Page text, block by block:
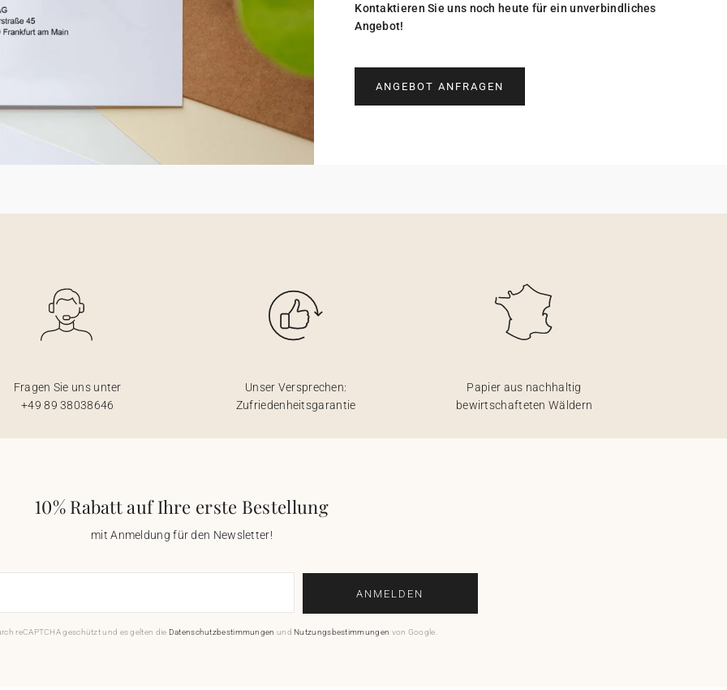
Kontaktieren Sie uns noch heute für ein unverbindliches
Angebot!
ANGEBOT ANFRAGEN
Fragen Sie uns unter
+49 89 38038646
Unser Versprechen:
Zufriedenheitsgarantie
Papier aus nachhaltig
bewirtschafteten Wäldern
10% Rabatt auf Ihre erste Bestellung
mit Anmeldung für den Newsletter!
ANMELDEN
reCAPTCHA geschützt und es gelten die Datenschutzbestimmungen und Nutzungsbestimmungen von Google.